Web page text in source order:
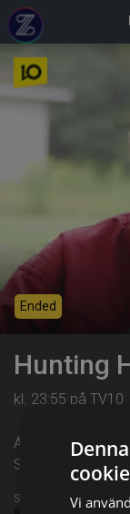
Ended
Hunting
kl. 23:55 på TV10
Amerikansk
Säsong 3
Sändningsinformation
Vi